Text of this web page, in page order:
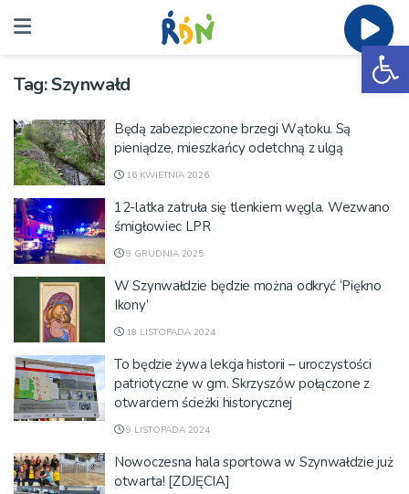
Tag:Szynwałd
Będą zabezpieczone brzegi Wątoku. Są
pieniądze, mieszkańcy odetchną z ulgą
16 KWIETNIA 2026
12-latka zatruła się tlenkiem węgla. Wezwano
śmigłowiec LPR
9 GRUDNIA 2025
W Szynwałdzie będzie można odkryć ‘Piękno
Ikony’
18 LISTOPADA 2024
To będzie żywa lekcja historii – uroczystości
patriotyczne w gm. Skrzyszów połączone z
otwarciem ścieżki historycznej
9 LISTOPADA 2024
Nowoczesna hala sportowa w Szynwałdzie już
otwarta! [ZDJĘCIA]